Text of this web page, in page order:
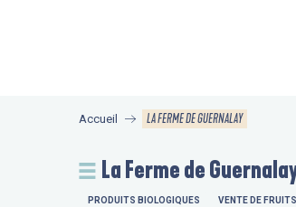
Accueil LA FERME DE GUERNALAY
La Ferme de
PRODUITS BIOLOGIQUES VENTE DE